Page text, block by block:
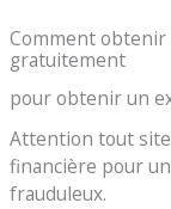
Comment obtenir
gratuitement
pour obtenir un
Attention tout
financière pour
frauduleux.